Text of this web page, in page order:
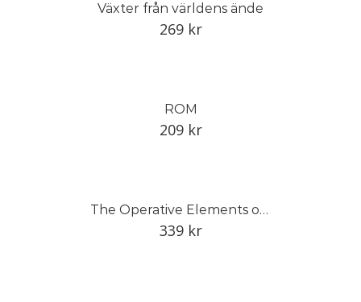
Växter från världens ände
269 kr
ROM
209 kr
The Operative Elements of Architecture
339 kr